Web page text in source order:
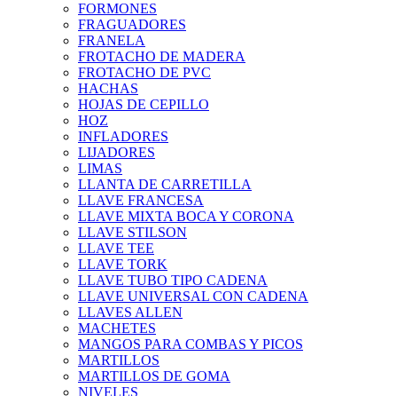
FORMONES
FRAGUADORES
FRANELA
FROTACHO DE MADERA
FROTACHO DE PVC
HACHAS
HOJAS DE CEPILLO
HOZ
INFLADORES
LIJADORES
LIMAS
LLANTA DE CARRETILLA
LLAVE FRANCESA
LLAVE MIXTA BOCA Y CORONA
LLAVE STILSON
LLAVE TEE
LLAVE TORK
LLAVE TUBO TIPO CADENA
LLAVE UNIVERSAL CON CADENA
LLAVES ALLEN
MACHETES
MANGOS PARA COMBAS Y PICOS
MARTILLOS
MARTILLOS DE GOMA
NIVELES